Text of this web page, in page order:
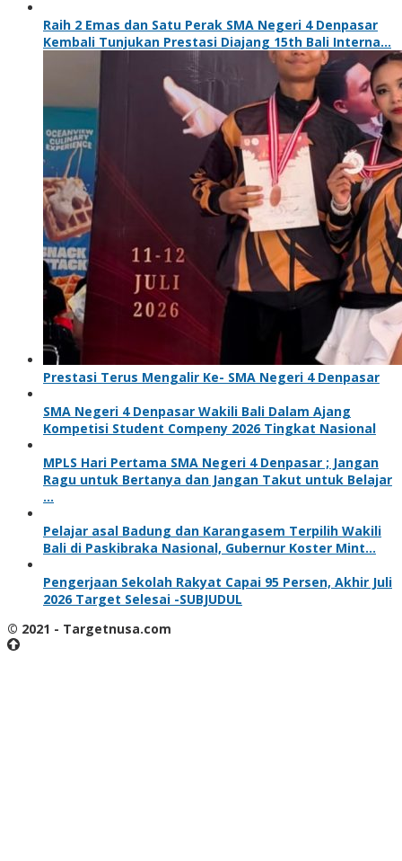
Raih 2 Emas dan Satu Perak SMA Negeri 4 Denpasar
Kembali Tunjukan Prestasi Diajang 15th Bali Interna…
Prestasi Terus Mengalir Ke- SMA Negeri 4 Denpasar
SMA Negeri 4 Denpasar Wakili Bali Dalam Ajang
Kompetisi Student Compeny 2026 Tingkat Nasional
MPLS Hari Pertama SMA Negeri 4 Denpasar ; Jangan
Ragu untuk Bertanya dan Jangan Takut untuk Belajar
…
Pelajar asal Badung dan Karangasem Terpilih Wakili
Bali di Paskibraka Nasional, Gubernur Koster Mint…
Pengerjaan Sekolah Rakyat Capai 95 Persen, Akhir Juli
2026 Target Selesai -SUBJUDUL
© 2021 - Targetnusa.com